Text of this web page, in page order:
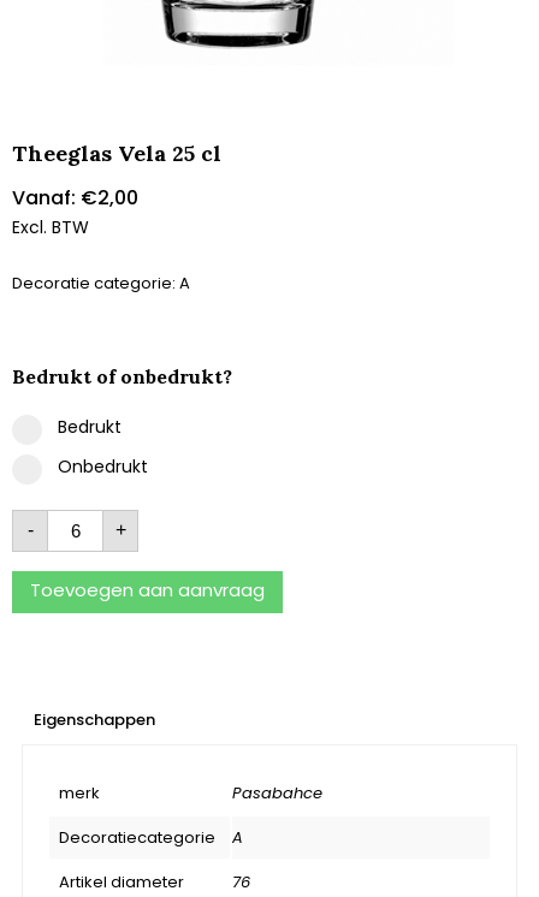
Theeglas Vela 25 cl
Vanaf: €2,00
Excl. BTW
Decoratie categorie: A
Bedrukt of onbedrukt?
Bedrukt
Onbedrukt
- +
Toevoegen aan aanvraag
Eigenschappen
merk
Pasabahce
Decoratiecategorie
A
Artikel diameter
76